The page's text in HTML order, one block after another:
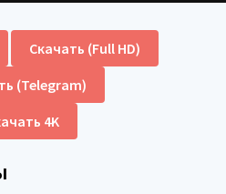
Скачать (Full HD)
(Telegram)
4K